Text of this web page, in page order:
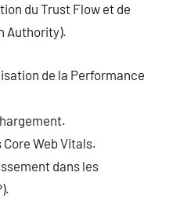
du Trust Flow et de
Authority).
de la Performance
Web Vitals.
dans les